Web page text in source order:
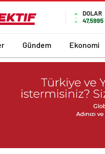
DOLAR
47,5995
Gündem Ekonomi